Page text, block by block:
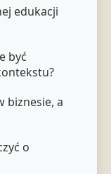
edukacji
być
biznesie, a
o